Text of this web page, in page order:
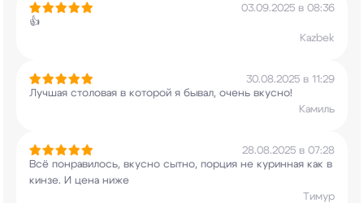
03.09.2025 в 08:36
👍
Kazbek
30.08.2025 в 11:29
Лучшая столовая в которой я бывал, очень вкусно!
Камиль
28.08.2025 в 07:28
Всё понравилось, вкусно сытно, порция не куринная как в
кинзе. И цена ниже
Тимур